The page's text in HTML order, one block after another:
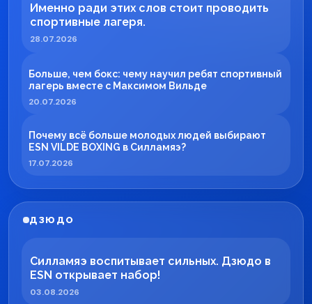
Именно ради этих слов стоит проводить
спортивные лагеря.
28.07.2026
Больше, чем бокс: чему научил ребят спортивный
лагерь вместе с Максимом Вильде
20.07.2026
Почему всё больше молодых людей выбирают
ESN VILDE BOXING в Силламяэ?
17.07.2026
ДЗЮДО
Силламяэ воспитывает сильных. Дзюдо в
ESN открывает набор!
03.08.2026